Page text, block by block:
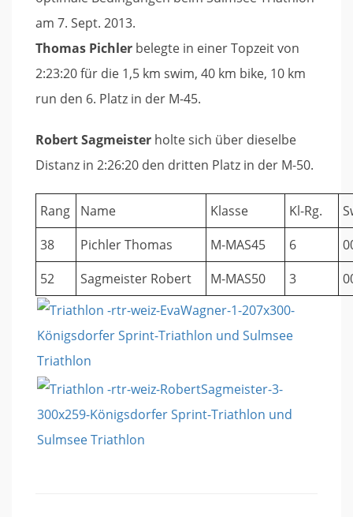
am 7. Sept. 2013.
Thomas Pichler belegte in einer Topzeit von
2:23:20 für die 1,5 km swim, 40 km bike, 10 km
run den 6. Platz in der M-45.
Robert Sagmeister holte sich über dieselbe
Distanz in 2:26:20 den dritten Platz in der M-50.
Rang Name Klasse Kl-Rg.
38
Pichler Thomas M-MAS45 6
52
Sagmeister Robert M-MAS50 3